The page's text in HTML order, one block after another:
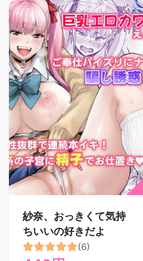
紗奈、おっきくて気持
ちいいの好きだよ
(6)